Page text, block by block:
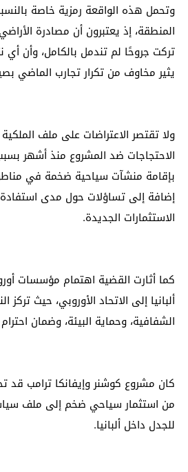
وتحمل هذه الواقعة رمزية خاصة
المنطقة، إذ يعتبرون أن مصادرة
تركت جروحًا لم تندمل بالكامل، وأن أي
يثير مخاوف من تكرار تجارب الماضي
ولا تقتصر الاعتراضات على ملف
الاحتجاجات ضد المشروع منذ أشهر
بإقامة منشآت سياحية ضخمة في
إضافة إلى تساؤلات حول مدى استفادة
الاستثمارات الجديدة.
كما أثارت القضية اهتمام مؤسسات
ألبانيا إلى الاتحاد الأوروبي، حيث
الشفافية، وحماية البيئة، وضمان
كان مشروع كوشنر وإيفانكا ترامب قد
من استثمار سياحي ضخم إلى ملف
للجدل داخل ألبانيا.